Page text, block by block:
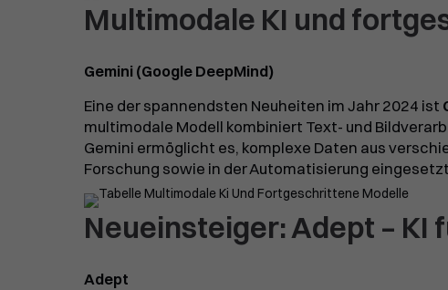
Multimodale KI und
Gemini (Google DeepMind)
Eine der spannendsten Neuheiten im Jahr 2024 ist
multimodale Modell kombiniert Text- und
Gemini ermöglicht es, komplexe Daten aus
Forschung sowie in der Automatisierung
Neueinsteiger: Adept –
Adept